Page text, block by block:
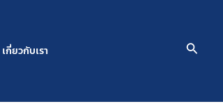
เกี่ยวกับเรา